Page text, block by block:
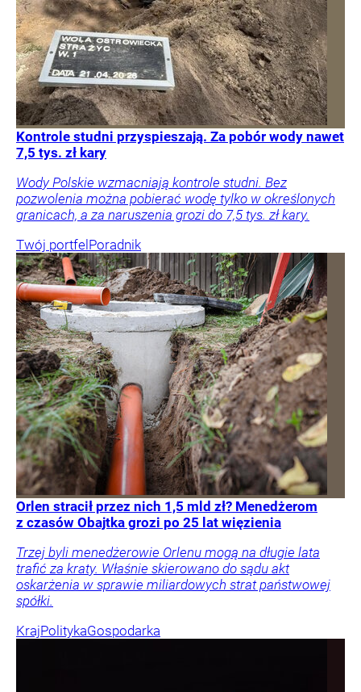
Kontrole studni przyspieszają. Za pobór wody nawet
7,5 tys. zł kary
Wody Polskie wzmacniają kontrole studni. Bez
pozwolenia można pobierać wodę tylko w określonych
granicach, a za naruszenia grozi do 7,5 tys. zł kary.
Twój portfelPoradnik
Orlen stracił przez nich 1,5 mld zł? Menedżerom
z czasów Obajtka grozi po 25 lat więzienia
Trzej byli menedżerowie Orlenu mogą na długie lata
trafić za kraty. Właśnie skierowano do sądu akt
oskarżenia w sprawie miliardowych strat państwowej
spółki.
KrajPolitykaGospodarka